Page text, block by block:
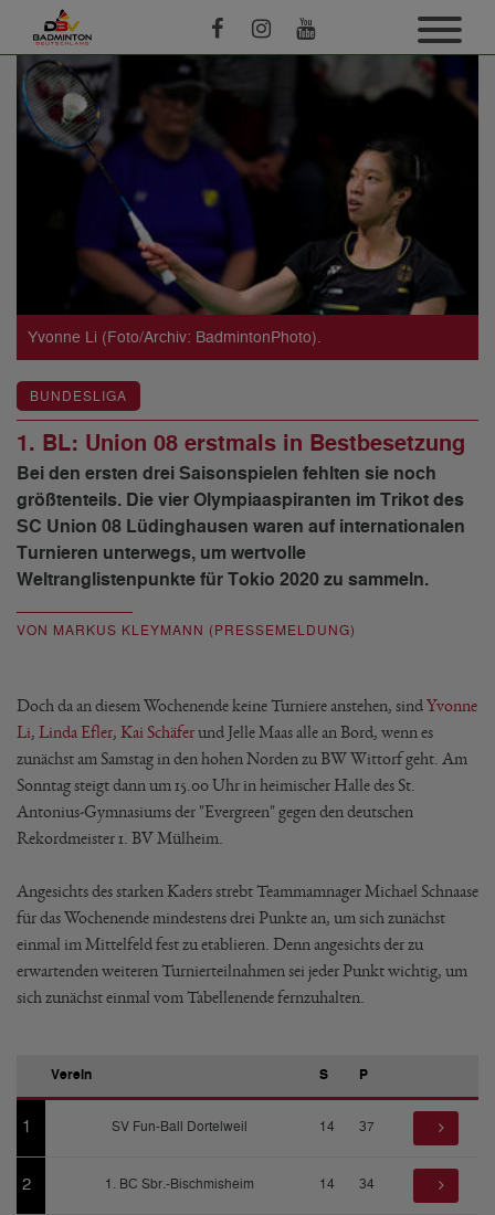
Yvonne Li (Foto/Archiv: BadmintonPhoto).
BUNDESLIGA
1. BL: Union 08 erstmals in Bestbesetzung
Bei den ersten drei Saisonspielen fehlten sie noch
größtenteils. Die vier Olympiaaspiranten im Trikot des
SC Union 08 Lüdinghausen waren auf internationalen
Turnieren unterwegs, um wertvolle
Weltranglistenpunkte für Tokio 2020 zu sammeln.
VON MARKUS KLEYMANN (PRESSEMELDUNG)
Doch da an diesem Wochenende keine Turniere anstehen, sindYvonne
Li, Linda Efler, Kai Schäferund Jelle Maas alle an Bord, wenn es
zunächst am Samstag in den hohen Norden zu BW Wittorf geht. Am
Sonntag steigt dann um 15.00 Uhr in heimischer Halle des St.
Antonius-Gymnasiums der "Evergreen" gegen den deutschen
Rekordmeister 1. BV Mülheim.
Angesichts des starken Kaders strebt Teammamnager Michael Schnaase
für das Wochenende mindestens drei Punkte an, um sich zunächst
einmal im Mittelfeld fest zu etablieren. Denn angesichts der zu
erwartenden weiteren Turnierteilnahmen sei jeder Punkt wichtig, um
sich zunächst einmal vom Tabellenende fernzuhalten.
Verein S P
1 SV Fun-Ball Dortelweil 14 37
2 1. BC Sbr.-Bischmisheim 14 34